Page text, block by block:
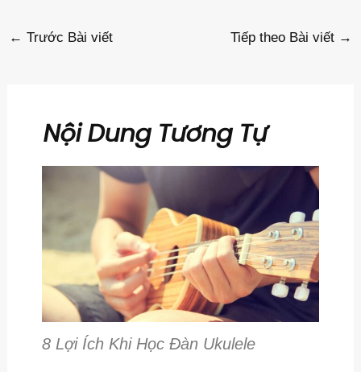
← Trước Bài viết Tiếp theo Bài viết →
Nội Dung Tương Tự
8 Lợi Ích Khi Học Đàn Ukulele